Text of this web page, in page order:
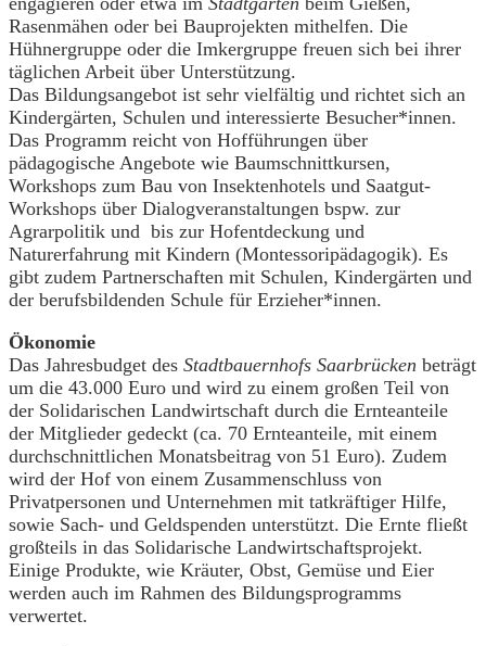
Rasenmähen oder bei Bauprojekten mithelfen. Die
Hühnergruppe oder die Imkergruppe freuen sich bei ihrer
täglichen Arbeit über Unterstützung.
Das Bildungsangebot ist sehr vielfältig und richtet sich an
Kindergärten, Schulen und interessierte Besucher*innen.
Das Programm reicht von Hofführungen über
pädagogische Angebote wie Baumschnittkursen,
Workshops zum Bau von Insektenhotels und Saatgut-
Workshops über Dialogveranstaltungen bspw. zur
Agrarpolitik und bis zur Hofentdeckung und
Naturerfahrung mit Kindern (Montessoripädagogik). Es
gibt zudem Partnerschaften mit Schulen, Kindergärten und
der berufsbildenden Schule für Erzieher*innen.
Ökonomie
Das Jahresbudget des Stadtbauernhofs Saarbrücken beträgt
um die 43.000 Euro und wird zu einem großen Teil von
der Solidarischen Landwirtschaft durch die Ernteanteile
der Mitglieder gedeckt (ca. 70 Ernteanteile, mit einem
durchschnittlichen Monatsbeitrag von 51 Euro). Zudem
wird der Hof von einem Zusammenschluss von
Privatpersonen und Unternehmen mit tatkräftiger Hilfe,
sowie Sach- und Geldspenden unterstützt. Die Ernte fließt
großteils in das Solidarische Landwirtschaftsprojekt.
Einige Produkte, wie Kräuter, Obst, Gemüse und Eier
werden auch im Rahmen des Bildungsprogramms
verwertet.